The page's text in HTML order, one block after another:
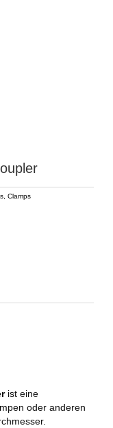
,Clamps
ist eine
oder anderen